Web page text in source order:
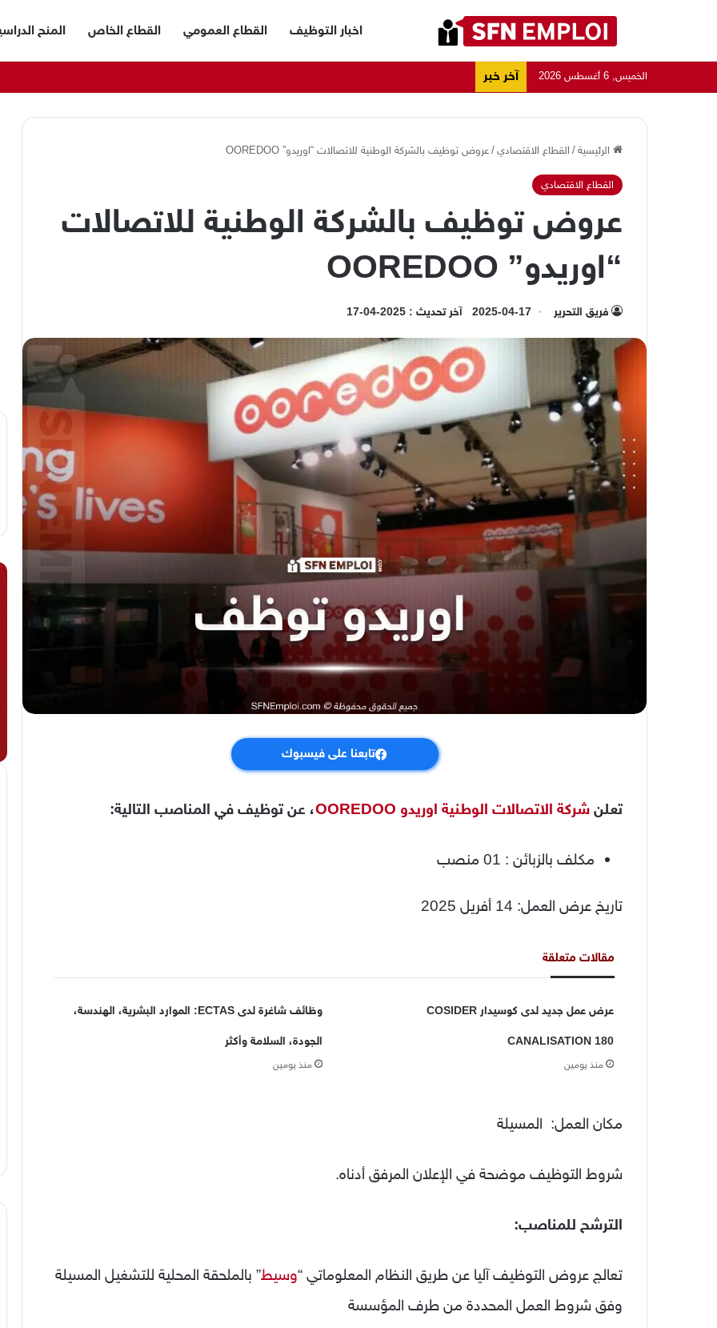
اخبار التوظيف القطاع العمومي القطاع الخاص المنح
الخميس, 6 أغسطس 2026 آخر خبر
الرئيسية/ القطاع الاقتصادي/عروض توظيف بالشركة الوطنية للاتصالات “اوريدو” OOREDOO
القطاع الاقتصادي
عروض توظيف بالشركة الوطنية للاتصالات
“اوريدو” OOREDOO
فريق التحرير 2025-04-17 آخر تحديث : 2025-04-17
تابعنا على فيسبوك
تعلنشركة الاتصالات الوطنية اوريدو OOREDOO ، عن توظيف في المناصب التالية:
مكلف بالزبائن : 01 منصب
تاريخ عرض العمل: 14 أفريل 2025
مقالات متعلقة
عرض عمل جديد لدى كوسيدار COSIDER
CANALISATION 180
منذ يومين
وظائف شاغرة لدى ECTAS: الموارد البشرية، الهندسة،
الجودة، السلامة وأكثر
منذ يومين
مكان العمل: المسيلة
شروط التوظيف موضحة في الإعلان المرفق أدناه.
الترشح للمناصب:
تعالج عروض التوظيف آليا عن طريق النظام المعلوماتي “وسيط” بالملحقة المحلية للتشغيل المسيلة
وفق شروط العمل المحددة من طرف المؤسسة